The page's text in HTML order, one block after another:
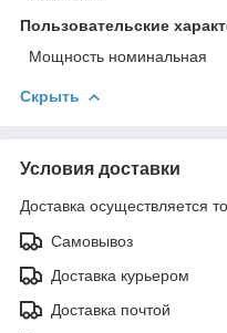
Пользовательские
Мощность номинальная
Скрыть
Условия доставки
Доставка осуществляется
Самовывоз
Доставка курьером
Доставка почтой